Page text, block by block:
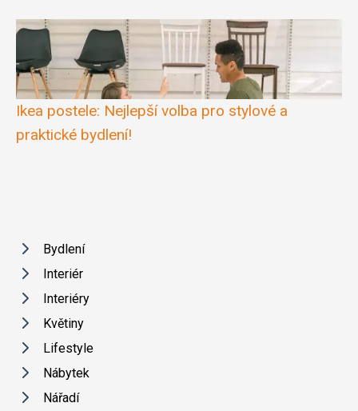
Ikea postele: Nejlepší volba pro stylové a
praktické bydlení!
Bydlení
Interiér
Interiéry
Květiny
Lifestyle
Nábytek
Nářadí